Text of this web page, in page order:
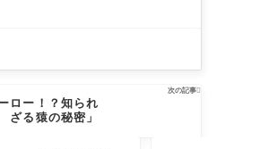
次の記事
ロー！？知られ
ざる猿の秘密」